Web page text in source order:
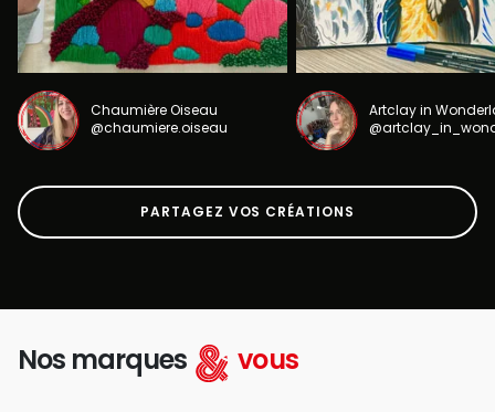
Chaumière Oiseau
@chaumiere.oiseau
Artclay in
PARTAGEZ VOS CRÉATIONS
Nos marques vous